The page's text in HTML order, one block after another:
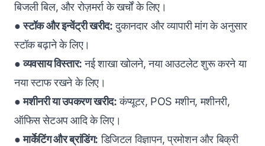
बिजली बिल, और रोज़मर्रा के खर्चों के लिए।
●स्टॉक और इन्वेंट्री खरीद:दुकानदार और व्यापारी मांग के अनुसार
स्टॉक बढ़ाने के लिए।
●व्यवसाय विस्तार:नई शाखा खोलने, नया आउटलेट शुरू करने या
नया स्टाफ रखने के लिए।
●मशीनरी या उपकरण खरीद:कंप्यूटर, POS मशीन, मशीनरी,
ऑफिस सेटअप आदि के लिए।
●मार्केटिंग और ब्रांडिंग: डिजिटल विज्ञापन, प्रमोशन और बिक्री